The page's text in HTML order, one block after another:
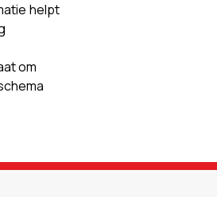
helpt
om